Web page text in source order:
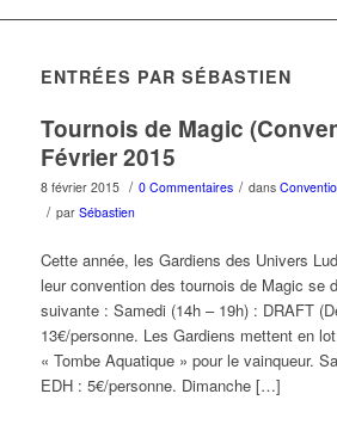
ENTRÉES PAR SÉBASTIEN
Tournois de Magic
Février 2015
8 février 2015 / 0 Commentaires / dans
/ par Sébastien
Cette année, les Gardiens des Univers
leur convention des tournois de Magic se
suivante : Samedi (14h – 19h) : DRAFT
13€/personne. Les Gardiens mettent en
« Tombe Aquatique » pour le vainqueur.
EDH : 5€/personne. Dimanche […]